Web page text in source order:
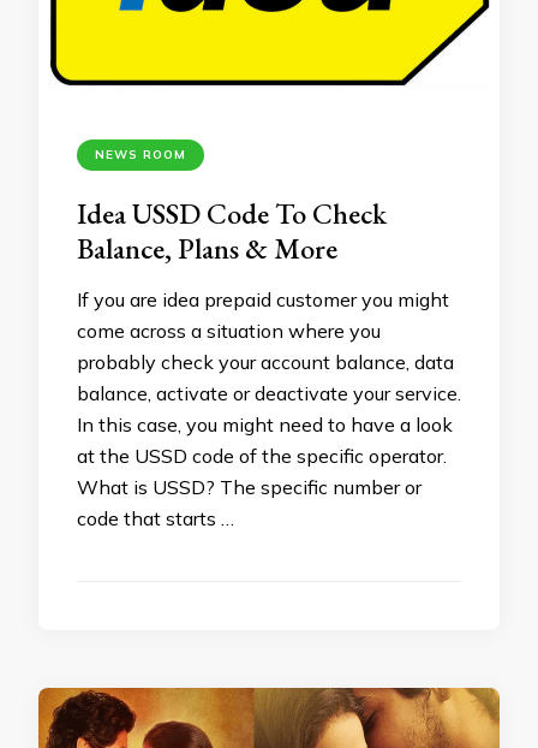
NEWS ROOM
Idea USSD Code To Check
Balance, Plans & More
If you are idea prepaid customer you might
come across a situation where you
probably check your account balance, data
balance, activate or deactivate your service.
In this case, you might need to have a look
at the USSD code of the specific operator.
What is USSD? The specific number or
code that starts …